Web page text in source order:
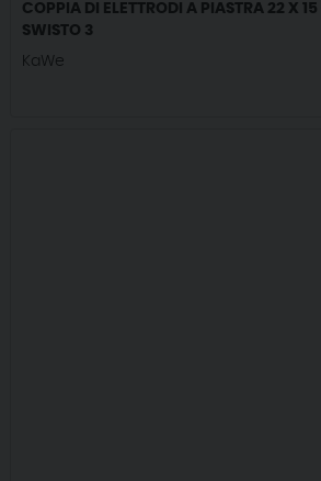
COPPIA DI ELETTRODI A PIASTRA 22 X
SWISTO 3
KaWe